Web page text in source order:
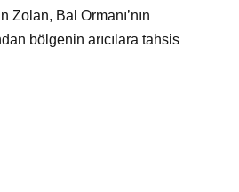
Zolan, Bal Ormanı’nın
bölgenin arıcılara tahsis